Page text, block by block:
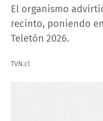
El organismo
recinto, poniendo
Teletón 2026.
TVN.cl